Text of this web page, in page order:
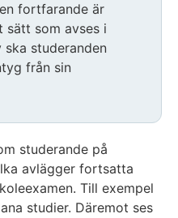
fortfarande är
sätt som avses i
studeranden
från sin
studerande på
avlägger fortsatta
Till exempel
studier. Däremot ses